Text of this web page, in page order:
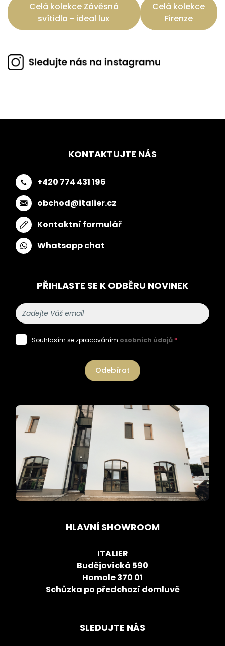
Celá kolekce Závěsná
svítidla - ideal lux
Celá kolekce
Firenze
KONTAKTUJTE NÁS
+420 774 431 196
obchod@italier.cz
Kontaktní formulář
Whatsapp chat
PŘIHLASTE SE K ODBĚRU NOVINEK
Souhlasím se zpracováním osobních údajů *
Odebírat
HLAVNÍ SHOWROOM
ITALIER
Budějovická 590
Homole 370 01
Schůzka po předchozí domluvě
SLEDUJTE NÁS